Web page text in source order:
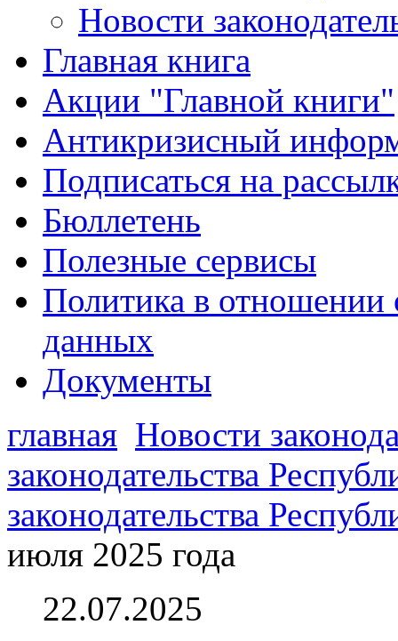
Новости
Главная книга
Акции "Главной книги"
Антикризисный
Подписаться на
Бюллетень
Полезные сервисы
Политика в отношении
данных
Документы
главная Новости
законодательства
законодательства
июля 2025 года
22.07.2025